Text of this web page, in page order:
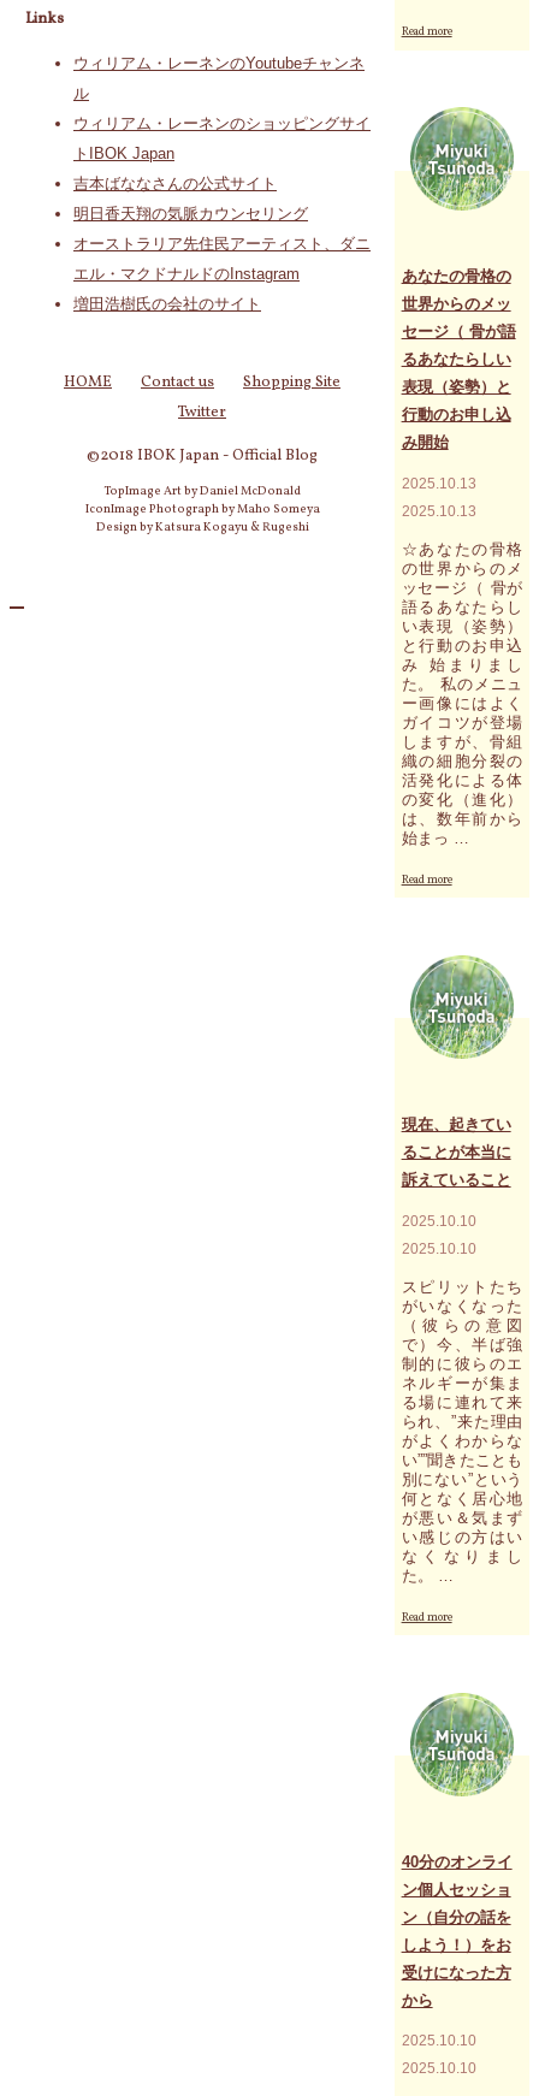
Read more
骨
格
の
世
界
か
メ
セ
ー
ジ
骨
が
た
し
い
表
現
（姿
勢）
と
行
動
の
事
例"
あなたの骨格の
世界からのメッ
セージ（ 骨が語
るあなたらしい
表現（姿勢）と
行動のお申し込
み開始
2025.10.13
2025.10.13
☆あなたの骨格
の世界からのメ
ッセージ（ 骨が
語るあなたらし
い表現（姿勢）
と行動のお申込
み 始まりまし
た。 私のメニュ
ー画像にはよく
ガイコツが登場
しますが、骨組
織の細胞分裂の
活発化による体
の変化（進化）
は、数年前から
始まっ …
Read more
骨
格
の
世
界
か
メ
セ
ー
（
骨
語
る
あ
な
た
ら
し
い
表
現
（姿
勢）
と
行
動
み
開
始"
現在、起きてい
ることが本当に
訴えていること
2025.10.10
2025.10.10
スピリットたち
がいなくなった
（彼らの意図
で）今、半ば強
制的に彼らのエ
ネルギーが集ま
る場に連れて来
られ、”来た理由
がよくわからな
い””聞きたことも
別にない”という
何となく居心地
が悪い＆気まず
い感じの方はい
なくなりまし
た。 …
Read more
て
い
る
こ
と
が
に
え
て
い
こ
40分のオンライ
ン個人セッショ
ン（自分の話を
しよう！）をお
受けになった方
から
2025.10.10
2025.10.10
Links
ウィリアム・レーネンのYoutubeチャンネ
ル
ウィリアム・レーネンのショッピングサイ
トIBOK Japan
吉本ばななさんの公式サイト
明日香天翔の気脈カウンセリング
オーストラリア先住民アーティスト、ダニ
エル・マクドナルドのInstagram
増田浩樹氏の会社のサイト
HOME Contact us
Shopping Site
Twitter
©2018 IBOK Japan - Official Blog
TopImage Art by Daniel McDonald
IconImage Photograph by Maho Someya
Design by Katsura Kogayu & Rugeshi